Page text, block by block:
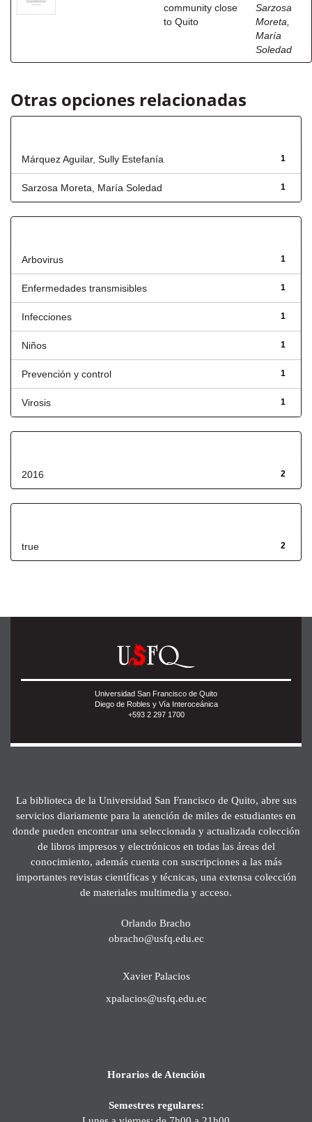
community close
to Quito
Sarzosa
Moreta,
María
Soledad
Otras opciones relacionadas
1
Márquez Aguilar, Sully Estefanía
1
Sarzosa Moreta, María Soledad
1
Arbovirus
1
Enfermedades transmisibles
1
Infecciones
1
Niños
1
Prevención y control
1
Virosis
2
2016
2
true
Universidad San Francisco de Quito
Diego de Robles y Vía Interoceánica
+593 2 297 1700
La biblioteca de la Universidad San Francisco de Quito, abre sus
servicios diariamente para la atención de miles de estudiantes en
donde pueden encontrar una seleccionada y actualizada colección
de libros impresos y electrónicos en todas las áreas del
conocimiento, además cuenta con suscripciones a las más
importantes revistas científicas y técnicas, una extensa colección
de materiales multimedia y acceso.
Orlando Bracho
obracho@usfq.edu.ec
Xavier Palacios
xpalacios@usfq.edu.ec
Horarios de Atención
Semestres regulares: